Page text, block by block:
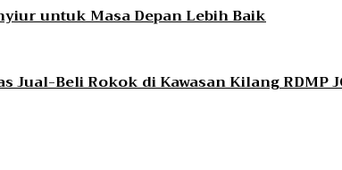
untuk Masa Depan Lebih Baik
Beli Rokok di Kawasan Kilang RDMP